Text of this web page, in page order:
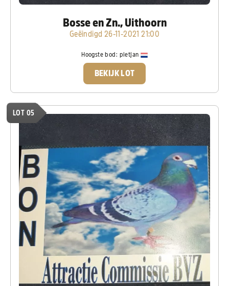
Bosse en Zn., Uithoorn
Geëindigd 26-11-2021 21:00
Hoogste bod: pietjan
BEKIJK LOT
LOT 05